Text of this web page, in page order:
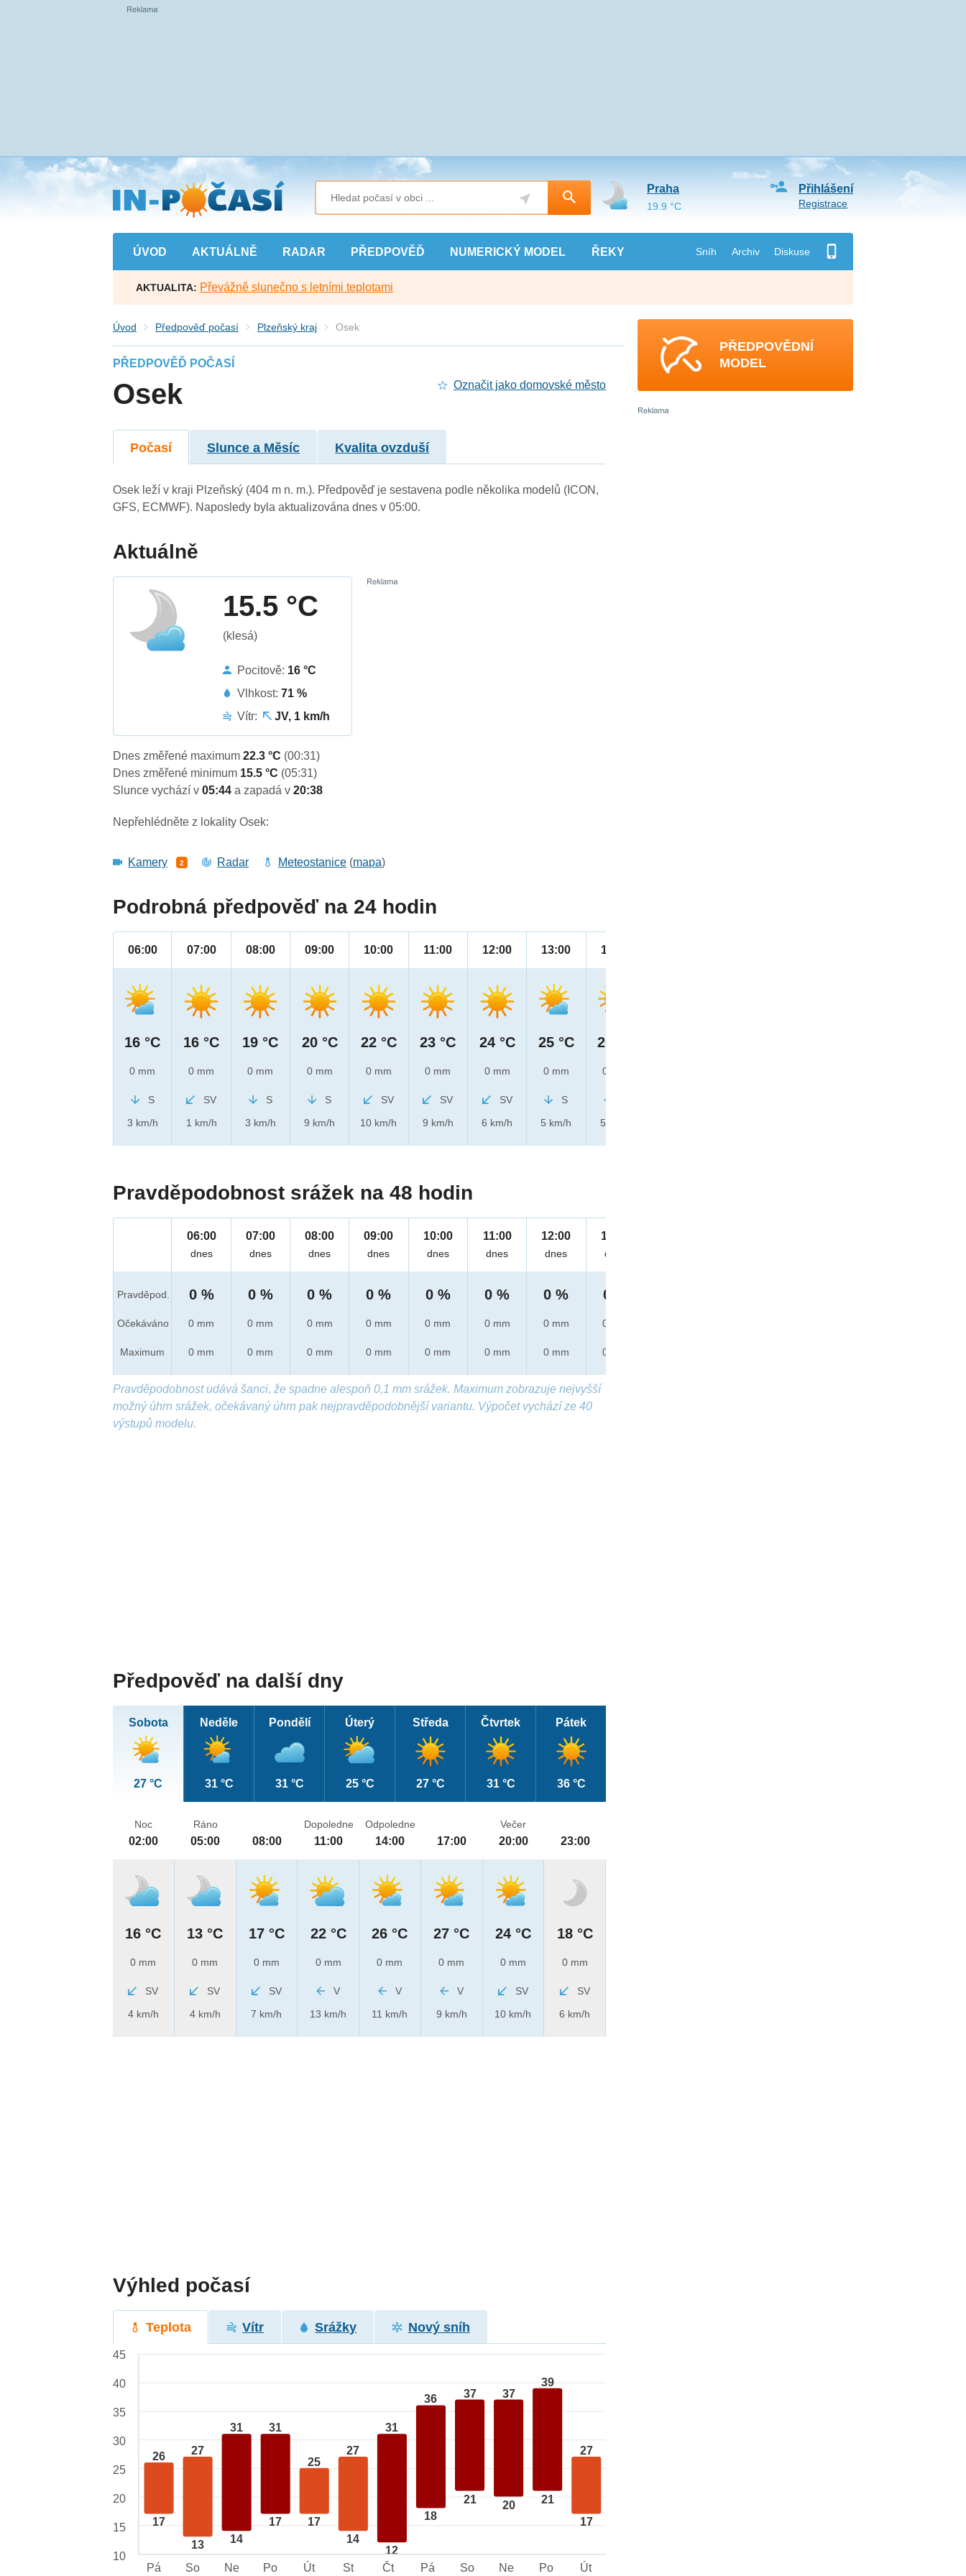
Přejít
na
hlavní
obsah
ÚVOD AKTUÁLNĚ RADAR PŘEDPOVĚĎ NUMERICKÝ MODEL ŘEKY Sníh Archiv Diskuse
Přihlášení
Registrace
Praha
19.9 °C
AKTUALITA: Převážně slunečno s letními teplotami
Úvod Předpověď počasí Plzeňský kraj Osek
PŘEDPOVĚĎ POČASÍ
Osek Označit jako domovské město
Počasí Slunce a Měsíc Kvalita ovzduší
Osek leží v kraji Plzeňský (404 m n. m.). Předpověď je sestavena podle několika modelů (ICON,
GFS, ECMWF). Naposledy byla aktualizována dnes v 05:00.
Aktuálně
15.5 °C
(klesá)
Pocitově: 16 °C
Vlhkost:71 %
Vítr:
JV, 1 km/h
Dnes změřené maximum22.3 °C (00:31)
Dnes změřené minimum 15.5 °C (05:31)
Slunce vychází v05:44a zapadá v20:38
Nepřehlédněte z lokality Osek:
Kamery 2 Radar Meteostanice (mapa)
Podrobná předpověď na 24 hodin
06:00
16 °C
0 mm
S
3 km/h
07:00
16 °C
0 mm
SV
1 km/h
08:00
19 °C
0 mm
S
3 km/h
09:00
20 °C
0 mm
S
9 km/h
10:00
22 °C
0 mm
SV
10 km/h
11:00
23 °C
0 mm
SV
9 km/h
12:00
24 °C
0 mm
SV
6 km/h
13:00
25 °C
0 mm
S
5 km/h
14:00
26 °C
0 mm
5 km/h
Pravděpodobnost srážek na 48 hodin
Pravděpod.
Očekáváno
Maximum
06:00
dnes
0 %
0 mm
0 mm
07:00
dnes
0 %
0 mm
0 mm
08:00
dnes
0 %
0 mm
0 mm
09:00
dnes
0 %
0 mm
0 mm
10:00
dnes
0 %
0 mm
0 mm
11:00
dnes
0 %
0 mm
0 mm
12:00
dnes
0 %
0 mm
0 mm
13:00
dnes
0 %
0 mm
0 mm
Pravděpodobnost udává šanci, že spadne alespoň 0,1 mm srážek. Maximum zobrazuje nejvyšší
možný úhrn srážek, očekávaný úhrn pak nejpravděpodobnější variantu. Výpočet vychází ze 40
výstupů modelu.
Předpověď na další dny
Sobota
27 °C
Neděle
31 °C
Pondělí
31 °C
Úterý
25 °C
Středa
27 °C
Čtvrtek
31 °C
Pátek
36 °C
Noc
02:00
16 °C
0 mm
SV
4 km/h
Ráno
05:00
13 °C
0 mm
SV
4 km/h
08:00
17 °C
0 mm
SV
7 km/h
Dopoledne
11:00
22 °C
0 mm
V
13 km/h
Odpoledne
14:00
26 °C
0 mm
V
11 km/h
17:00
27 °C
0 mm
V
9 km/h
Večer
20:00
24 °C
0 mm
SV
10 km/h
23:00
18 °C
0 mm
SV
6 km/h
Výhled počasí
Teplota Vítr Srážky Nový sníh
26
17
27
13
31
14
31
17
25
17
27
14
31
12
36
18
37
21
37
20
39
21
27
17
45
40
35
30
25
20
15
10
Pá
So Ne Po Út St Čt Pá So Ne Po Út
PŘEDPOVĚDNÍ
MODEL